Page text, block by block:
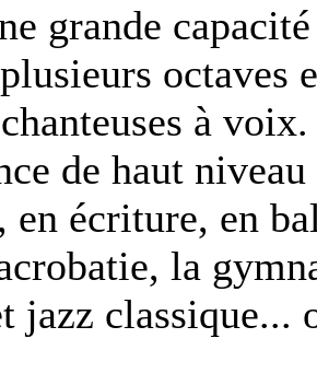
grande
à
de haut
en écriture, en
la
jazz classique...